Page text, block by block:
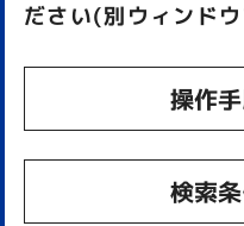
ださい(別ウィンド
操作
検索